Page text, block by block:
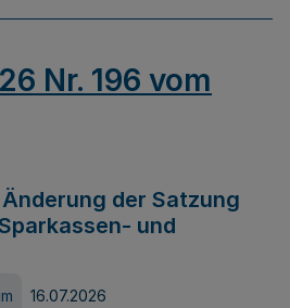
Nr. 196 vom
der Satzung
und
16.07.2026